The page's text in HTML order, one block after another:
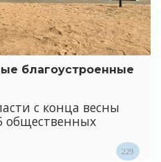
благоустроенные
с конца весны
общественных
229